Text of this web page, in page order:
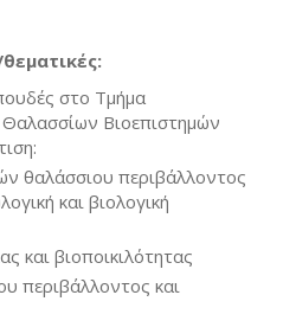
στο Τμήμα
Βιοεπιστημών
θαλάσσιου περιβάλλοντος
και βιολογική
και βιοποικιλότητας
περιβάλλοντος και